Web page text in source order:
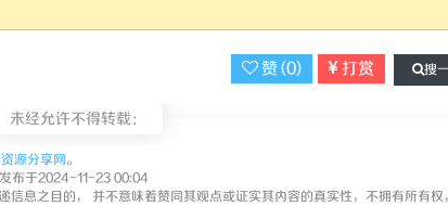
赞 (0) 打赏 搜
未经允许不得转载：
源分享网 。
发布于2024-11-23 00:04
信息之目的， 并不意味着赞同其观点或证实其内容的真实性，不拥有所有权